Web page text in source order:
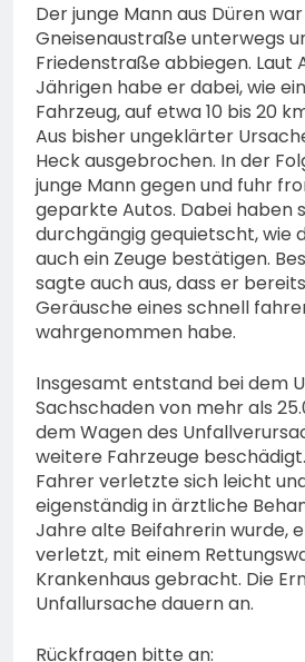
Der junge Mann aus Düren
Gneisenaustraße unterwegs
Friedenstraße abbiegen. Laut
Jährigen habe er dabei, wie
Fahrzeug, auf etwa 10 bis 20
Aus bisher ungeklärter
Heck ausgebrochen. In der
junge Mann gegen und fuhr
geparkte Autos. Dabei haben
durchgängig gequietscht, wie
auch ein Zeuge bestätigen.
sagte auch aus, dass er
Geräusche eines schnell
wahrgenommen habe.
Insgesamt entstand bei dem
Sachschaden von mehr als
dem Wagen des
weitere Fahrzeuge
Fahrer verletzte sich leicht
eigenständig in ärztliche
Jahre alte Beifahrerin wurde,
verletzt, mit einem
Krankenhaus gebracht. Die
Unfallursache dauern an.
Rückfragen bitte an: